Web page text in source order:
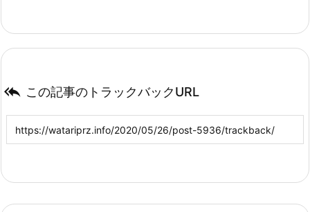
 この記事のトラックバックURL